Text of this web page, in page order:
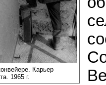
Карьер
1965 г.